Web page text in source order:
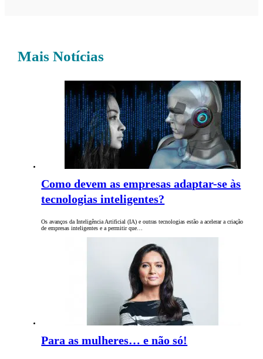
Mais Notícias
Como devem as empresas adaptar-se às
tecnologias inteligentes?
Os avanços da Inteligência Artificial (IA) e outras tecnologias estão a acelerar a criação
de empresas inteligentes e a permitir que…
Para as mulheres… e não só!